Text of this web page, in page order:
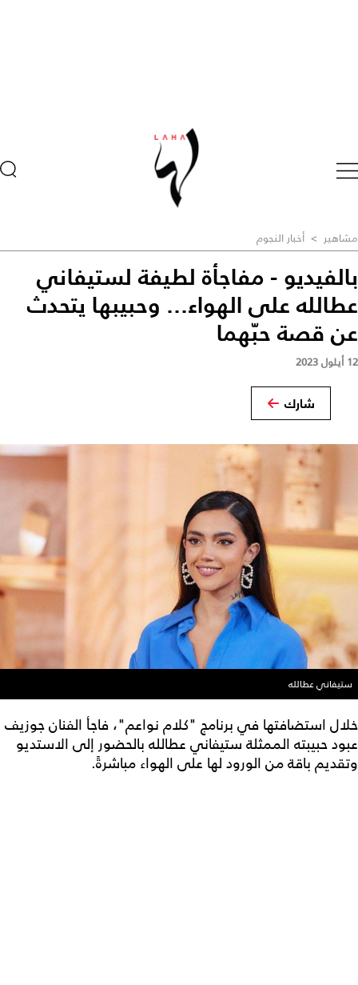
مشاهير > أخبار النجوم
بالفيديو - مفاجأة لطيفة لستيفاني
عطالله على الهواء... وحبيبها يتحدث
عن قصة حبّهما
12 أيلول 2023
شارك
ستيفاني عطالله
خلال استضافتها في برنامج "كلام نواعم"، فاجأ الفنان جوزيف
عبود حبيبته الممثلة ستيفاني عطالله بالحضور إلى الاستديو
وتقديم باقة من الورود لها على الهواء مباشرةً.